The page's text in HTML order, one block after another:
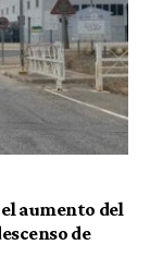
aumento del
de